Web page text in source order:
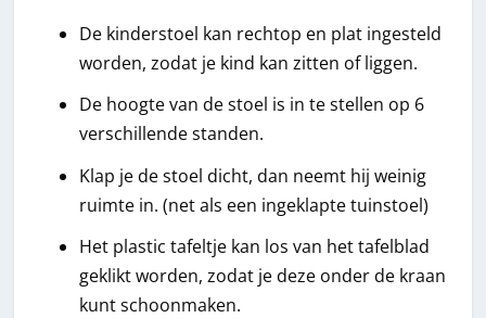
De kinderstoel kan rechtop en plat ingesteld
worden, zodat je kind kan zitten of liggen.
De hoogte van de stoel is in te stellen op 6
verschillende standen.
Klap je de stoel dicht, dan neemt hij weinig
ruimte in. (net als een ingeklapte tuinstoel)
Het plastic tafeltje kan los van het tafelblad
geklikt worden, zodat je deze onder de kraan
kunt schoonmaken.